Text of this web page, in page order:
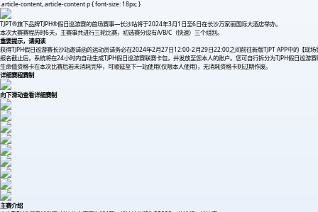
.article-content,.article-content p { font-size: 18px; }
TJPT®旗下品牌TJPH®假日巡游赛的首场赛事—长沙站将于2024年3月1日至6日在长沙万家丽国际大酒店举办。
本次大赛赛程历时6天，主赛事共进行三轮比赛，初选赛分设有A/B/C（快速）三个组别。
重要提示，请阅读
获得TJPH假日巡游赛长沙站邀请函的运动员请务必在2024年2月27日12:00-2月29日22:00之间前往新版TJPT APP中的【现
报名截止后，系统将在24小时内自动生成TJPH假日巡游赛联赛卡包，并发放至您本人的账户。您可自行拆分为TJPH假日巡
生命值资格卡在本次比赛后若未消耗完毕，可顺延至下一站使用(仅限本人使用)，无消耗资格卡则过期作废。
详细赛程赛制
向下滑动查看详细赛制
主赛介绍